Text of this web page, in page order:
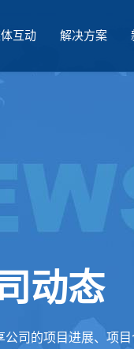
互动 解决方案
动态
司的项目进展、项